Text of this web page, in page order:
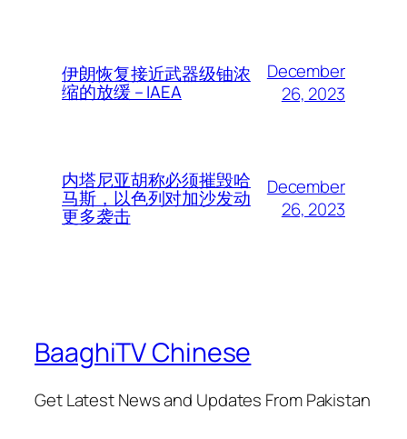
伊朗恢复接近武器级铀浓
缩的放缓 – IAEA
December
26, 2023
内塔尼亚胡称必须摧毁哈
马斯，以色列对加沙发动
更多袭击
December
26, 2023
BaaghiTV Chinese
Get Latest News and Updates From Pakistan